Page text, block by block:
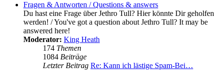
Fragen & Antworten / Questions & answers
Du hast eine Frage über Jethro Tull? Hier könnte Dir geholfen
werden! / You've got a question about Jethro Tull? It may be
answered here!
Moderator: King Heath
174 Themen
1084 Beiträge
Letzter Beitrag Re: Kann ich lästige Spam-Bei…